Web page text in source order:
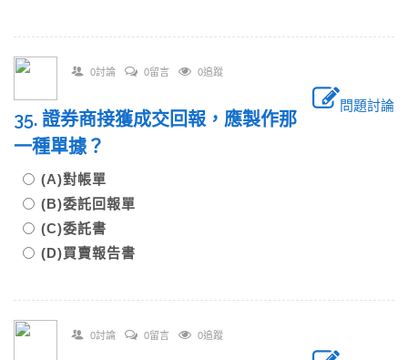
0討論 0留言 0追蹤
問題討論
35. 證券商接獲成交回報，應製作那
一種單據？
(A)對帳單
(B)委託回報單
(C)委託書
(D)買賣報告書
0討論 0留言 0追蹤